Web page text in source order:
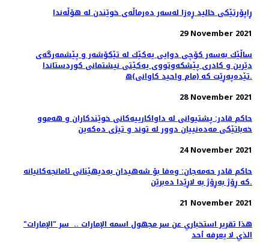
ڕاپۆرتێکی خالید ڕەزا لەسەر دەرماڵەی خوێندن لە هۆڵەندا
29 November 2021
ساڵێك به‌سه‌ر كۆچی دوایی یه‌كێك له‌ تێكۆشه‌ر‌ و پێشمه‌رگه‌ی
دێرین و كادری پێشكه‌وتووی یه‌كێتی نیشتمانی كوردستاندا
تێده‌په‌ڕێت كه‌ (مام واحید كاوانی)ه‌.
28 November 2021
حاكم قادر: پشتیوانی لە داواكارییەكانی خوێندكاران و ھەموو
خەباتێكی مەدەنییان دوور لە توند و تیژی دەكەین
24 November 2021
حاکم قادر حەمەجان: وەفا بۆ شەهیدان بەدیهێنانی ئامانجەکانیانە
کە ڕۆژ بەڕۆژ بە لاڕێدا دەبرێن.
21 November 2021
هذا تقرير استخباري عن سر مجهول اسمه الإمارات .. ‏ سر "الإمارات"
الذي لا يعرفه أحد